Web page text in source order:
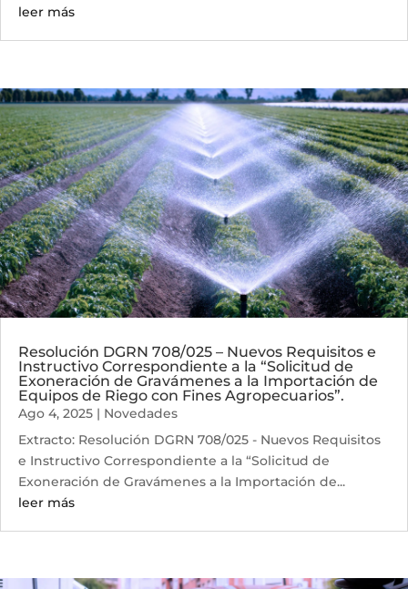
leer más
Resolución DGRN 708/025 – Nuevos Requisitos e
Instructivo Correspondiente a la “Solicitud de
Exoneración de Gravámenes a la Importación de
Equipos de Riego con Fines Agropecuarios”.
Ago 4, 2025 | Novedades
Extracto: Resolución DGRN 708/025 - Nuevos Requisitos
e Instructivo Correspondiente a la “Solicitud de
Exoneración de Gravámenes a la Importación de...
leer más